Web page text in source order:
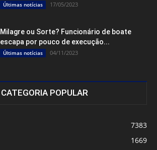
Últimas notícias 17/05/2023
Milagre ou Sorte? Funcionário de boate
escapa por pouco de execução...
Últimas notícias 04/11/2023
CATEGORIA POPULAR
7383
1669